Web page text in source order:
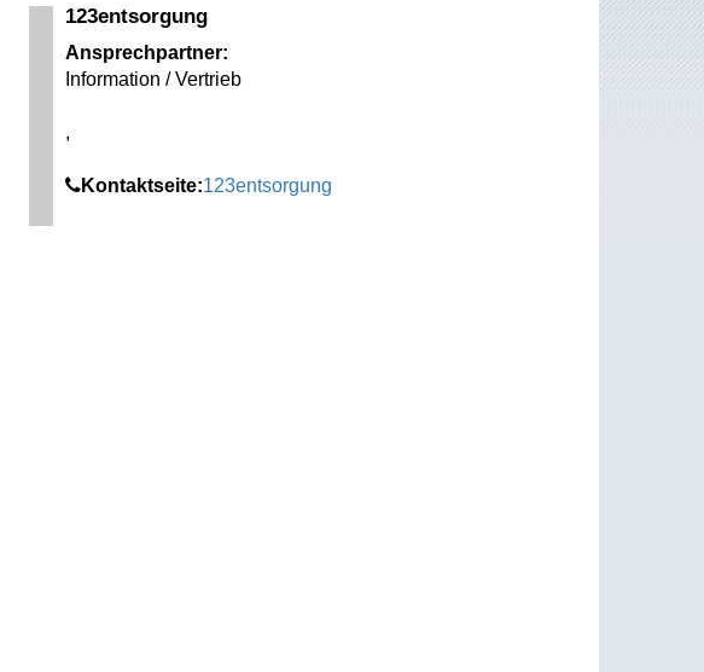
123entsorgung
Ansprechpartner:
Information / Vertrieb
,
Kontaktseite:123entsorgung